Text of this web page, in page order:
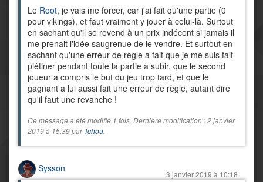
Le Root, je vais me forcer, car j'ai fait qu'une partie (0
pour vikings), et faut vraiment y jouer à celui-là. Surtout
en sachant qu'il se revend à un prix indécent si jamais il
me prenait l'idée saugrenue de le vendre. Et surtout en
sachant qu'une erreur de règle a fait que je me suis fait
piétiner pendant toute la partie à subir, que le second
joueur a compris le but du jeu trop tard, et que le
gagnant a lui aussi fait une erreur de règle, autant dire
qu'il faut une revanche !
Ce message a été modifié 1 fois. Dernière modification : 2 janvier
2019 à 15:39 parTchou.
Sysson
3 janvier 2019 à 10:18